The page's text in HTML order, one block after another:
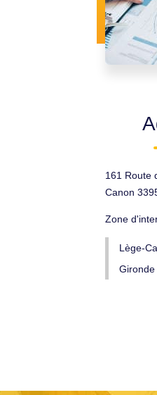
161 Route
Canon
Zone
Lège-
Gironde